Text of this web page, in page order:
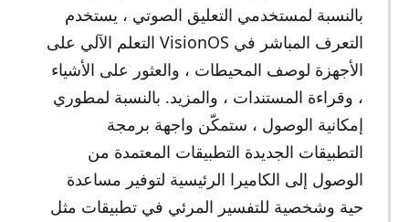
بالنسبة لمستخدمي التعليق الصوتي ، يستخدم
التعرف المباشر في VisionOS التعلم الآلي على
الأجهزة لوصف المحيطات ، والعثور على الأشياء
، وقراءة المستندات ، والمزيد. بالنسبة لمطوري
إمكانية الوصول ، ستمكّن واجهة برمجة
التطبيقات الجديدة التطبيقات المعتمدة من
الوصول إلى الكاميرا الرئيسية لتوفير مساعدة
حية وشخصية للتفسير المرئي في تطبيقات مثل